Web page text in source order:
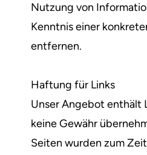
Nutzung von
Kenntnis einer
entfernen.
Haftung für Links
Unser Angebot enthält
keine Gewähr
Seiten wurden zum